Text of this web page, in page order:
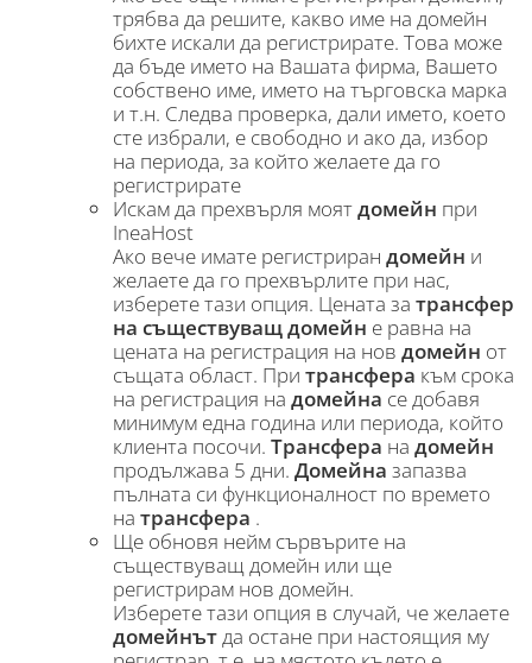
трябва да решите, какво име на домейн
бихте искали да регистрирате. Това може
да бъде името на Вашата фирма, Вашето
собствено име, името на търговска марка
и т.н. Следва проверка, дали името, което
сте избрали, е свободно и ако да, избор
на периода, за който желаете да го
регистрирате
Искам да прехвърля моятдомейн при
IneaHost
Ако вече имате регистриран домейн и
желаете да го прехвърлите при нас,
изберете тази опция. Цената за трансфер
на съществуващ домейн е равна на
цената на регистрация на нов домейн от
същата област. При трансфера към срока
на регистрация на домейна се добавя
минимум една година или периода, който
клиента посочи. Трансфера на домейн
продължава 5 дни. Домейна запазва
пълната си функционалност по времето
на трансфера .
Ще обновя нейм сървърите на
съществуващ домейн или ще
регистрирам нов домейн.
Изберете тази опция в случай, че желаете
домейнътда остане при настоящия му